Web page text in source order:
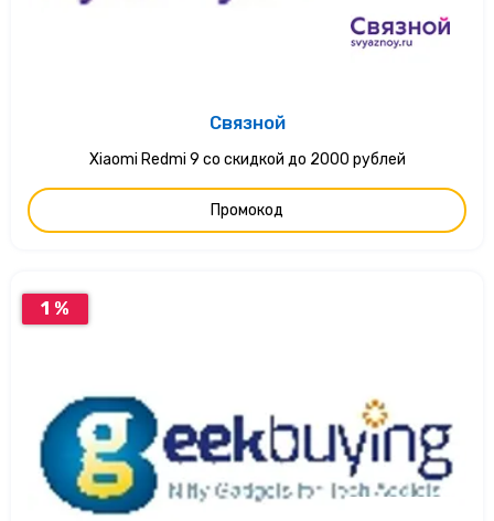
Связной
Xiaomi Redmi 9 со скидкой до 2000 рублей
Промокод
1 %